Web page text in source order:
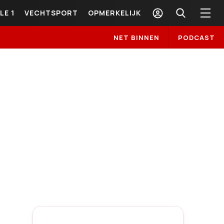
1 VECHTSPORT OPMERKELIJK
NET BINNEN PODCAST